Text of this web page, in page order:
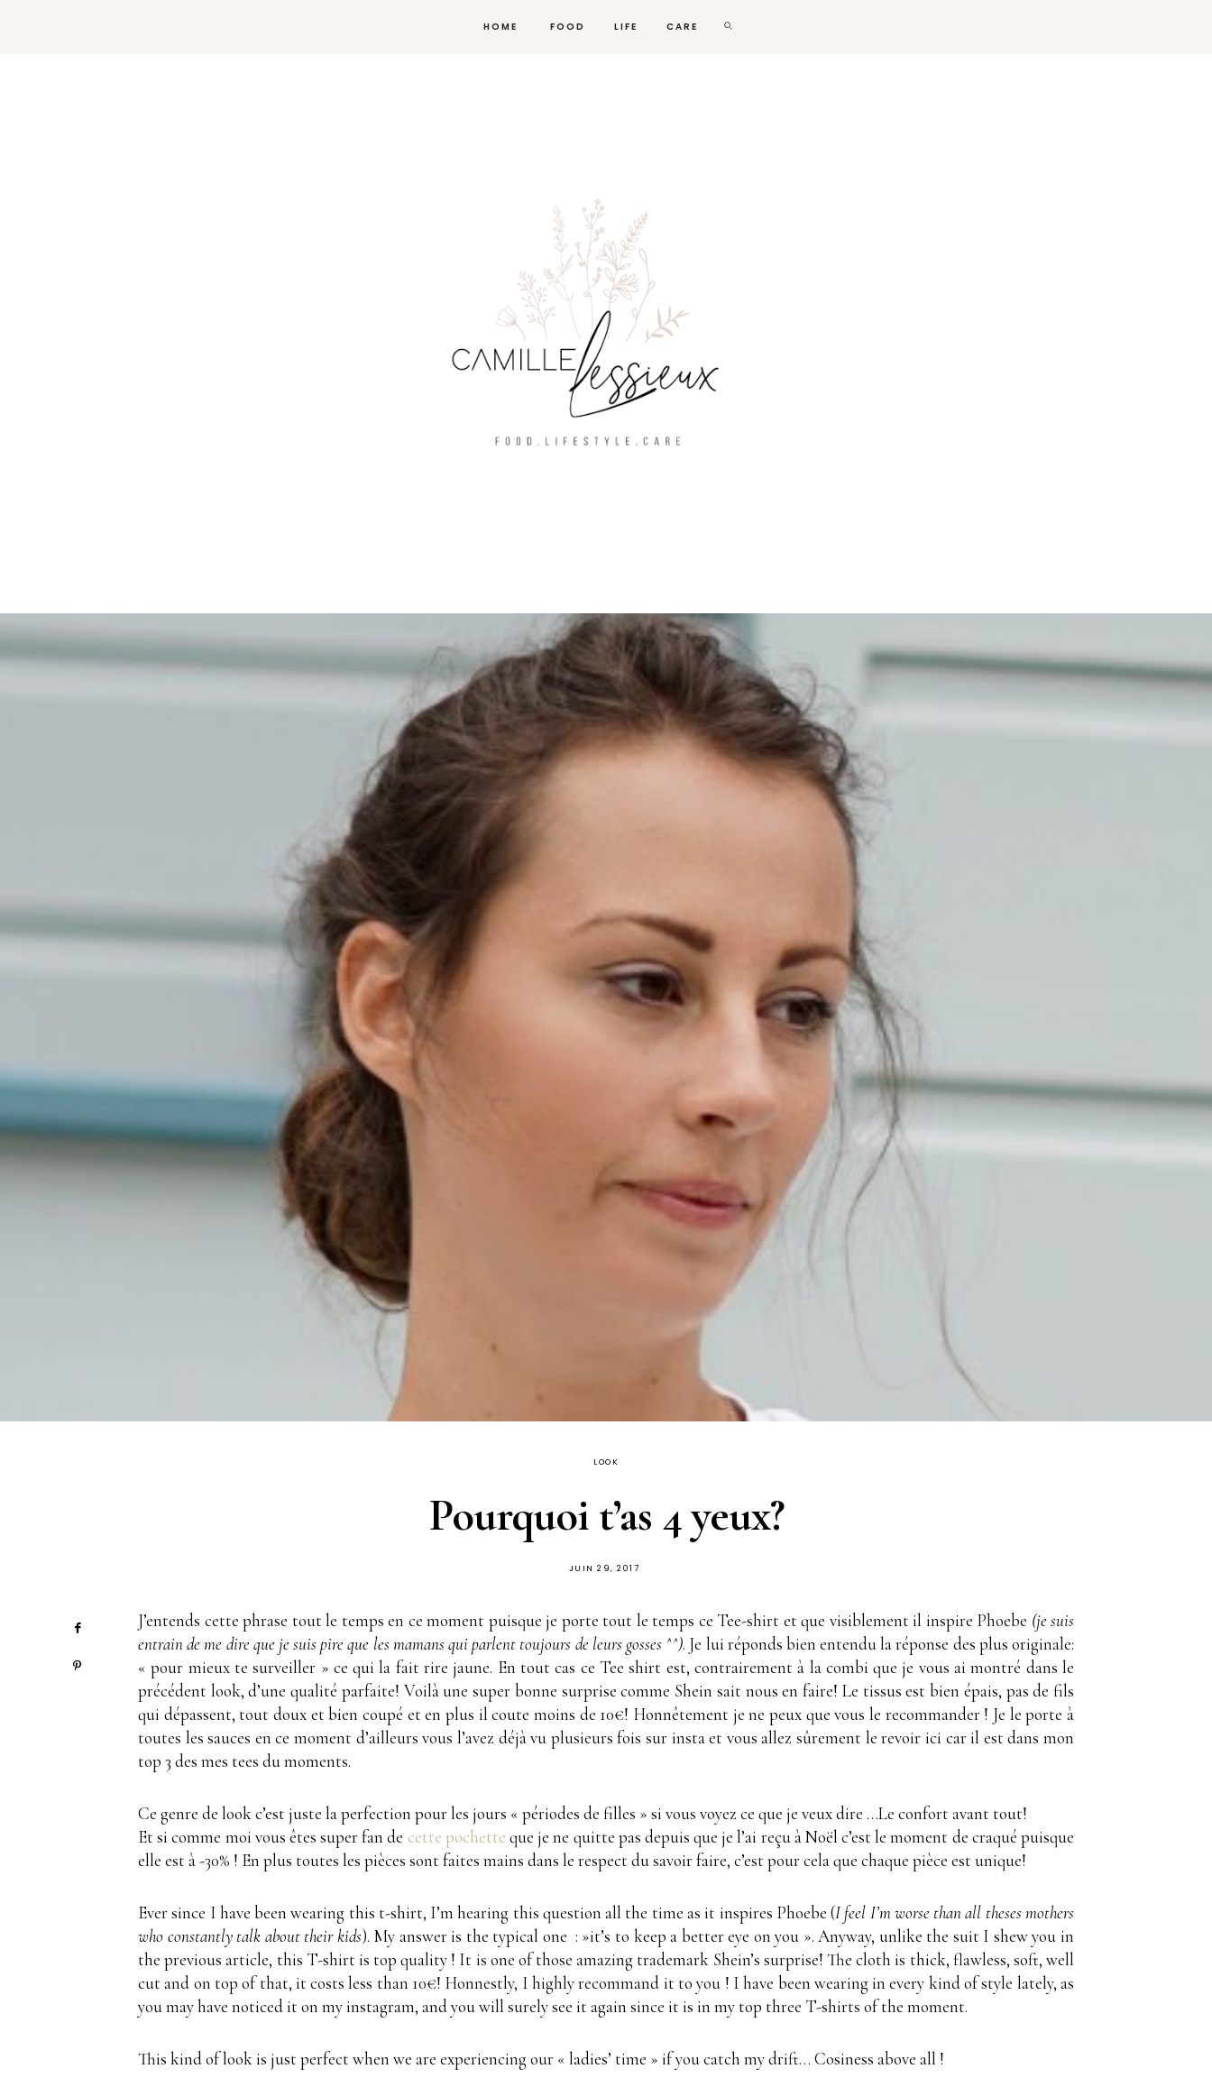
HOME FOOD LIFE CARE
LOOK
Pourquoi t’as 4 yeux?
PUBLIÉ
JUIN 29, 2017
J’entends cette phrase tout le temps en ce moment puisque je porte tout le temps ce Tee-shirt et que visiblement il inspire Phoebe (je suis
entrain de me dire que je suis pire que les mamans qui parlent toujours de leurs gosses ^^). Je lui réponds bien entendu la réponse des plus originale:
« pour mieux te surveiller » ce qui la fait rire jaune. En tout cas ce Tee shirt est, contrairement à la combi que je vous ai montré dans le
précédent look, d’une qualité parfaite! Voilà une super bonne surprise comme Shein sait nous en faire! Le tissus est bien épais, pas de fils
qui dépassent, tout doux et bien coupé et en plus il coute moins de 10€! Honnêtement je ne peux que vous le recommander ! Je le porte à
toutes les sauces en ce moment d’ailleurs vous l’avez déjà vu plusieurs fois sur insta et vous allez sûrement le revoir ici car il est dans mon
top 3 des mes tees du moments.
Ce genre de look c’est juste la perfection pour les jours « périodes de filles » si vous voyez ce que je veux dire …Le confort avant tout!
Et si comme moi vous êtes super fan de cette pochette que je ne quitte pas depuis que je l’ai reçu à Noël c’est le moment de craqué puisque
elle est à -30% ! En plus toutes les pièces sont faites mains dans le respect du savoir faire, c’est pour cela que chaque pièce est unique!
Ever since I have been wearing this t-shirt, I’m hearing this question all the time as it inspires Phoebe (I feel I’m worse than all theses mothers
who constantly talk about their kids). My answer is the typical one : »it’s to keep a better eye on you ». Anyway, unlike the suit I shew you in
the previous article, this T-shirt is top quality ! It is one of those amazing trademark Shein’s surprise! The cloth is thick, flawless, soft, well
cut and on top of that, it costs less than 10€! Honnestly, I highly recommand it to you ! I have been wearing in every kind of style lately, as
you may have noticed it on my instagram, and you will surely see it again since it is in my top three T-shirts of the moment.
This kind of look is just perfect when we are experiencing our « ladies’ time » if you catch my drift… Cosiness above all !